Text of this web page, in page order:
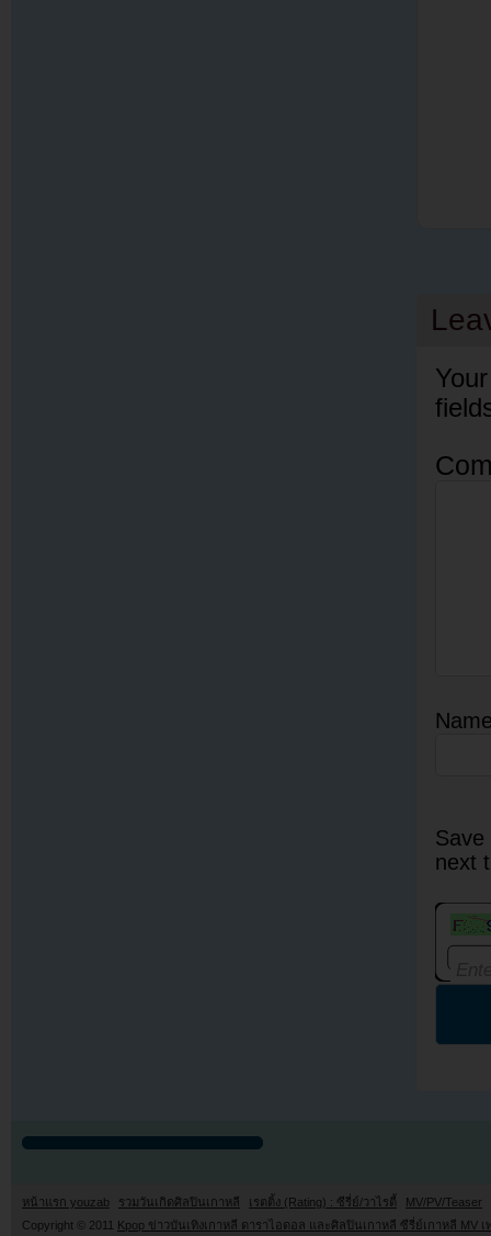
next
หน้าแรก youzab รวมวันเกิดศิลปินเกาหลี เรตติ้ง (Rating) : ซีรี่ย์/วาไรตี้
MV/PV/Teaser
Copyright © 2011 Kpop ข่าวบันเทิงเกาหลี ดาราไอดอล และศิลปินเกาหลี ซีรี่ย์เกาหลี MV